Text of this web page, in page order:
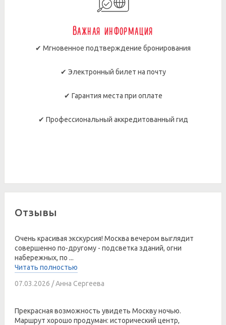
Важная информация
✔ Мгновенное подтверждение бронирования
✔ Электронный билет на почту
✔ Гарантия места при оплате
✔ Профессиональный аккредитованный гид
Отзывы
Очень красивая экскурсия! Москва вечером выглядит
совершенно по-другому - подсветка зданий, огни
набережных, по ...
Читать полностью
07.03.2026 / Анна Сергеева
Прекрасная возможность увидеть Москву ночью.
Маршрут хорошо продуман: исторический центр,